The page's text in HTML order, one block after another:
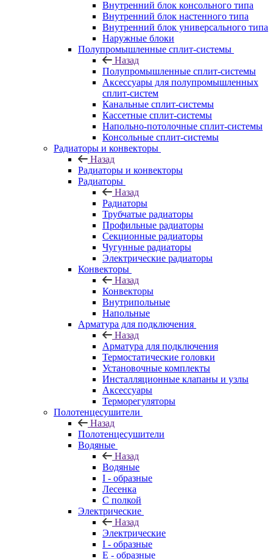
Внутренний блок консольного типа
Внутренний блок настенного типа
Внутренний блок универсального типа
Наружные блоки
Полупромышленные сплит-системы
Назад
Полупромышленные сплит-системы
Аксессуары для полупромышленных
сплит-систем
Канальные сплит-системы
Кассетные сплит-системы
Напольно-потолочные сплит-системы
Консольные сплит-системы
Радиаторы и конвекторы
Назад
Радиаторы и конвекторы
Радиаторы
Назад
Радиаторы
Трубчатые радиаторы
Профильные радиаторы
Секционные радиаторы
Чугунные радиаторы
Электрические радиаторы
Конвекторы
Назад
Конвекторы
Внутрипольные
Напольные
Арматура для подключения
Назад
Арматура для подключения
Термостатические головки
Установочные комплекты
Инсталляционные клапаны и узлы
Аксессуары
Терморегуляторы
Полотенцесушители
Назад
Полотенцесушители
Водяные
Назад
Водяные
I - образные
Лесенка
С полкой
Электрические
Назад
Электрические
I - образные
E - образные